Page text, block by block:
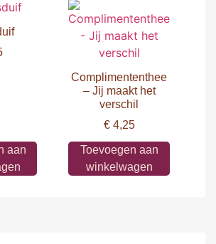
aan
Complimententhee
– Jij maakt het
verschil
€4,25
Toevoegen aan
winkelwagen